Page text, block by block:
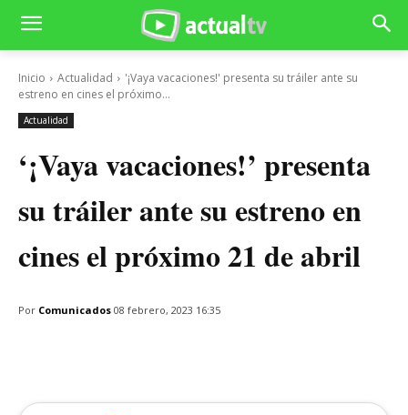
Inicio Actualidad
'¡Vaya vacaciones!' presenta su tráiler ante su
estreno en cines el próximo...
Actualidad
‘¡Vaya vacaciones!’ presenta
su tráiler ante su estreno en
cines el próximo 21 de abril
Por Comunicados 08 febrero, 2023 16:35